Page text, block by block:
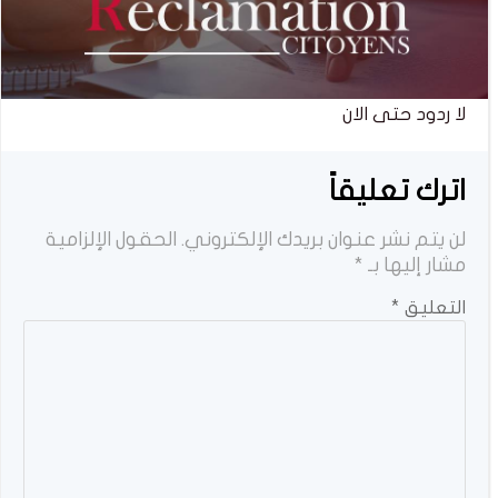
لا ردود حتى الان
اترك تعليقاً
لن يتم نشر عنوان بريدك الإلكتروني. الحقول الإلزامية
مشار إليها بـ *
التعليق *